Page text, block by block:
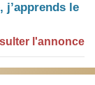
j’apprends le
l'annonce